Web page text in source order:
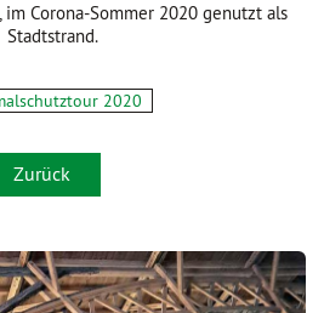
Corona-Sommer 2020 genutzt als
Stadtstrand.
2020
Zurück